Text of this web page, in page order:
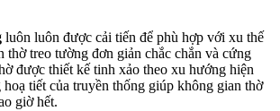
luôn luôn được cải tiến để phù hợp với xu thế
thờ treo tường đơn giản chắc chắn và cứng
được thiết kế tinh xảo theo xu hướng hiện
tiết của truyền thống giúp không gian thờ
giờ hết.